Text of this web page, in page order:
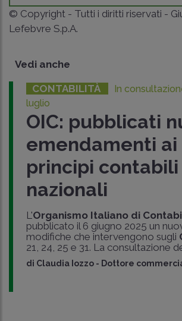
© Copyright - Tutti i diritti riservati -
Lefebvre S.p.A.
Vedi anche
CONTABILITÀ
In
luglio
OIC: pubblicati
emendamenti ai
principi contabili
nazionali
L'Organismo Italiano di
pubblicato il 6 giugno 2025 un
modifiche che intervengono sugli
21, 24, 25 e 31. La consultazione
di Claudia Iozzo - Dottore